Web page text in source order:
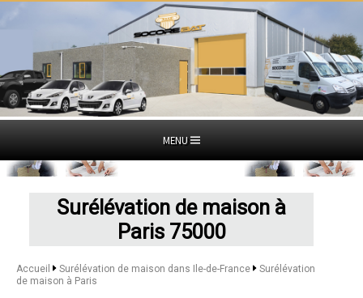
MENU
Surélévation de maison à
Paris 75000
Accueil Surélévation de maison dans Ile-de-France
Surélévation
de maison à Paris